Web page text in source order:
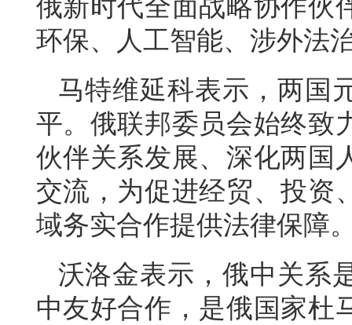
俄新时代全面战略协作伙
环保、人工智能、涉外法
马特维延科表示，两国
平。俄联邦委员会始终致
伙伴关系发展、深化两国
交流，为促进经贸、投资
域务实合作提供法律保障
沃洛金表示，俄中关系
中友好合作，是俄国家杜